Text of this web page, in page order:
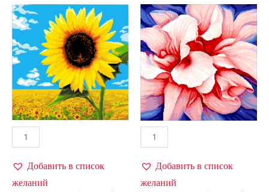
Добавить в список
желаний
Добавить в список
желаний